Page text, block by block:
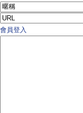
會員登入